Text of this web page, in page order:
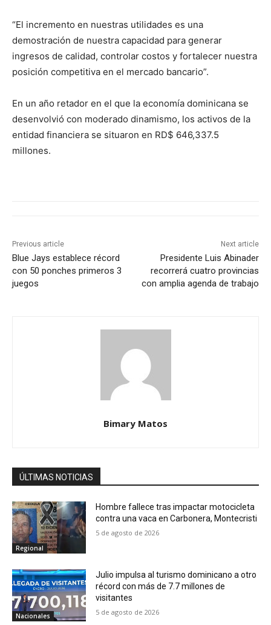
“El incremento en nuestras utilidades es una
demostración de nuestra capacidad para generar
ingresos de calidad, controlar costos y fortalecer nuestra
posición competitiva en el mercado bancario”.
En un año retador en el que la economía dominicana se
desenvolvió con moderado dinamismo, los activos de la
entidad financiera se situaron en RD$ 646,337.5
millones.
Previous article
Blue Jays establece récord
con 50 ponches primeros 3
juegos
Next article
Presidente Luis Abinader
recorrerá cuatro provincias
con amplia agenda de trabajo
Bimary Matos
ÚLTIMAS NOTICIAS
Regional
Hombre fallece tras impactar motocicleta
contra una vaca en Carbonera, Montecristi
5 de agosto de 2026
Nacionales
Julio impulsa al turismo dominicano a otro
récord con más de 7.7 millones de
visitantes
5 de agosto de 2026